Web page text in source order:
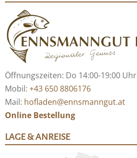
Öffnungszeiten: Do 14:00-19:00 Uhr
Mobil: +43 650 8806176
Mail: hofladen@ennsmanngut.at
Online Bestellung
LAGE & ANREISE